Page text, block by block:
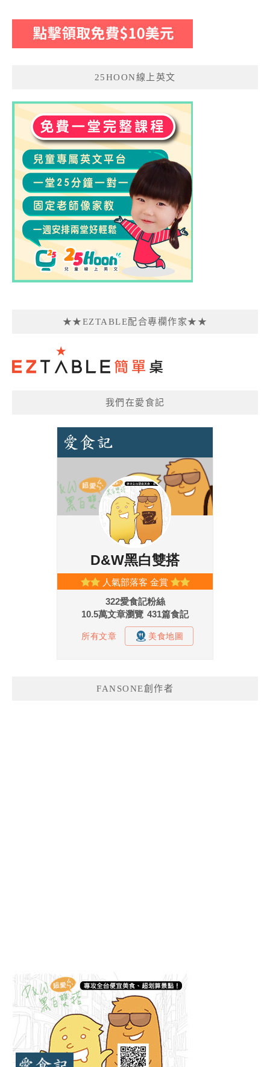
25HOON線上英文
★★EZTABLE配合專欄作家★★
我們在愛食記
FANSONE創作者